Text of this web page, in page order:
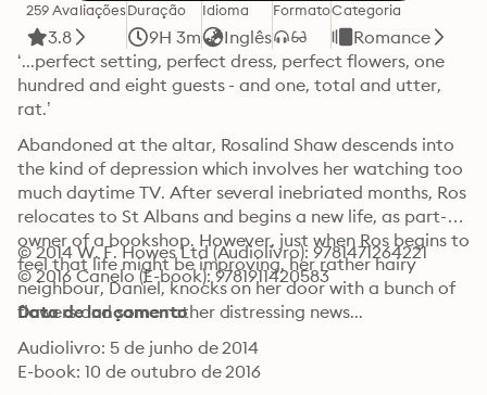
259 Avaliações
3.8
Duração
9H 3m
Idioma
Inglês
FormatoCategoria
Romance
‘...perfect setting, perfect dress, perfect flowers, one
hundred and eight guests - and one, total and utter,
rat.’
Abandoned at the altar, Rosalind Shaw descends into
the kind of depression which involves her watching too
much daytime TV. After several inebriated months, Ros
relocates to St Albans and begins a new life, as part-
owner of a bookshop. However, just when Ros begins to
feel that life might be improving, her rather hairy
neighbour, Daniel, knocks on her door with a bunch of
flowers and some rather distressing news...
© 2014 W. F. Howes Ltd (Audiolivro): 9781471264221
© 2016 Canelo (E-book): 9781911420583
Data de lançamento
Audiolivro: 5 de junho de 2014
E-book: 10 de outubro de 2016